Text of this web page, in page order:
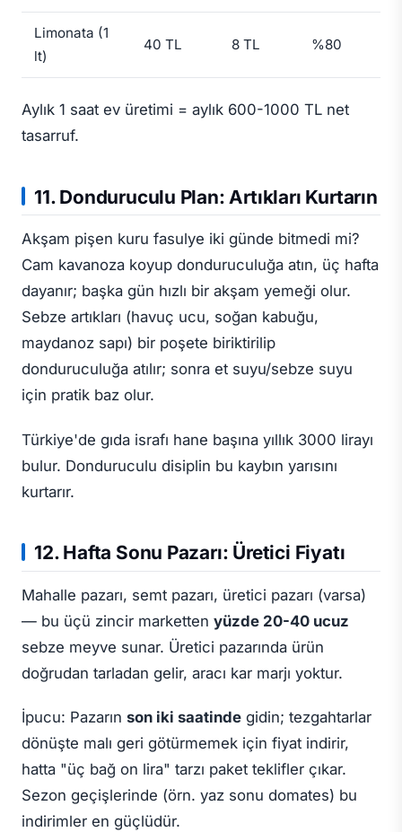
Limonata (1
lt)
40 TL 8 TL %80
Aylık 1 saat ev üretimi = aylık 600-1000 TL net
tasarruf.
11. Donduruculu Plan: Artıkları Kurtarın
Akşam pişen kuru fasulye iki günde bitmedi mi?
Cam kavanoza koyup donduruculuğa atın, üç hafta
dayanır; başka gün hızlı bir akşam yemeği olur.
Sebze artıkları (havuç ucu, soğan kabuğu,
maydanoz sapı) bir poşete biriktirilip
donduruculuğa atılır; sonra et suyu/sebze suyu
için pratik baz olur.
Türkiye'de gıda israfı hane başına yıllık 3000 lirayı
bulur. Donduruculu disiplin bu kaybın yarısını
kurtarır.
12. Hafta Sonu Pazarı: Üretici Fiyatı
Mahalle pazarı, semt pazarı, üretici pazarı (varsa)
— bu üçü zincir marketten yüzde 20-40 ucuz
sebze meyve sunar. Üretici pazarında ürün
doğrudan tarladan gelir, aracı kar marjı yoktur.
İpucu: Pazarın son iki saatinde gidin; tezgahtarlar
dönüşte malı geri götürmemek için fiyat indirir,
hatta "üç bağ on lira" tarzı paket teklifler çıkar.
Sezon geçişlerinde (örn. yaz sonu domates) bu
indirimler en güçlüdür.